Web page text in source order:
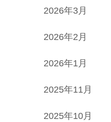
2026年3月
2026年2月
2026年1月
2025年11月
2025年10月